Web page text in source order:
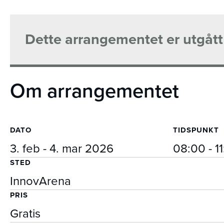
Dette arrangementet er utgått
Om arrangementet
DATO
3. feb - 4. mar 2026
TIDSPUNKT
08:00 -
STED
InnovArena
PRIS
Gratis